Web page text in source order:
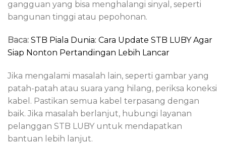
gangguan yang bisa menghalangi sinyal, seperti
bangunan tinggi atau pepohonan.
Baca: STB Piala Dunia: Cara Update STB LUBY Agar
Siap Nonton Pertandingan Lebih Lancar
Jika mengalami masalah lain, seperti gambar yang
patah-patah atau suara yang hilang, periksa koneksi
kabel. Pastikan semua kabel terpasang dengan
baik. Jika masalah berlanjut, hubungi layanan
pelanggan STB LUBY untuk mendapatkan
bantuan lebih lanjut.